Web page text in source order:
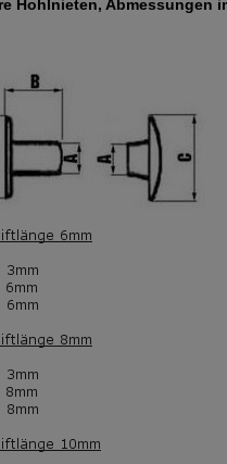
Hohlnieten, Abmessungen